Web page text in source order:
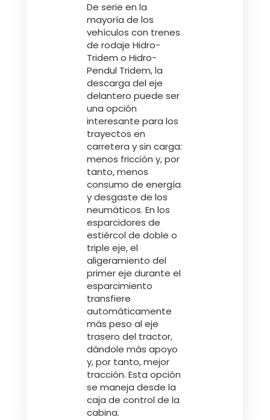
De serie en la
mayoría de los
vehículos con trenes
de rodaje Hidro-
Tridem o Hidro-
Pendul Tridem, la
descarga del eje
delantero puede ser
una opción
interesante para los
trayectos en
carretera y sin carga:
menos fricción y, por
tanto, menos
consumo de energía
y desgaste de los
neumáticos. En los
esparcidores de
estiércol de doble o
triple eje, el
aligeramiento del
primer eje durante el
esparcimiento
transfiere
automáticamente
más peso al eje
trasero del tractor,
dándole más apoyo
y, por tanto, mejor
tracción. Esta opción
se maneja desde la
caja de control de la
cabina.